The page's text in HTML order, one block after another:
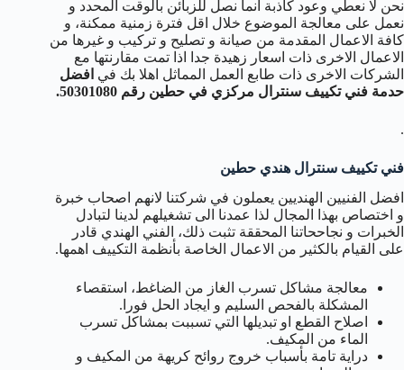
نحن لا نعطي وعود كاذبة انما نصل للزبائن بالوقت المحدد و
نعمل على معالجة الموضوع خلال اقل فترة زمنية ممكنة، و
كافة الاعمال المقدمة من صيانة و تصليح و تركيب و غيرها من
الاعمال الاخرى ذات اسعار زهيدة جدا اذا تمت مقارنتها مع
الشركات الاخرى ذات طابع العمل المماثل اهلا بك في افضل
حدمة فني تكييف سنترال مركزي في حطين رقم 50301080.
.
فني تكييف سنترال هندي حطين
افضل الفنيين الهنديين يعملون في شركتنا لانهم اصحاب خبرة
و اختصاص بهذا المجال لذا عمدنا الى تشغيلهم لدينا لتبادل
الخبرات و نجاححاتنا المحققة تثبت ذلك، الفني الهندي قادر
على القيام بالكثير من الاعمال الخاصة بأنظمة التكييف اهمها.
معالجة مشاكل تسرب الغاز من الضاغط، استقصاء
المشكلة بالفحص السليم و ايجاد الحل فورا.
اصلاح القطع او تبديلها التي تسببت بمشاكل تسرب
الماء من المكيف.
دراية تامة بأسباب خروج روائح كريهة من المكيف و